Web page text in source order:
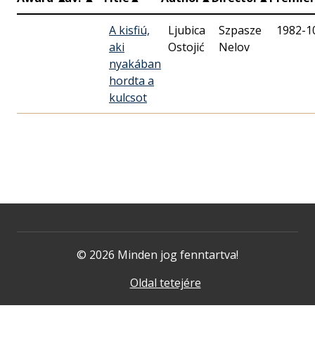
A kisfiú,
aki
nyakában
hordta a
kulcsot
Ljubica
Ostojić
Szpasze
Nelov
1982-
© 2026 Minden jog fenntartva!
Oldal tetejére